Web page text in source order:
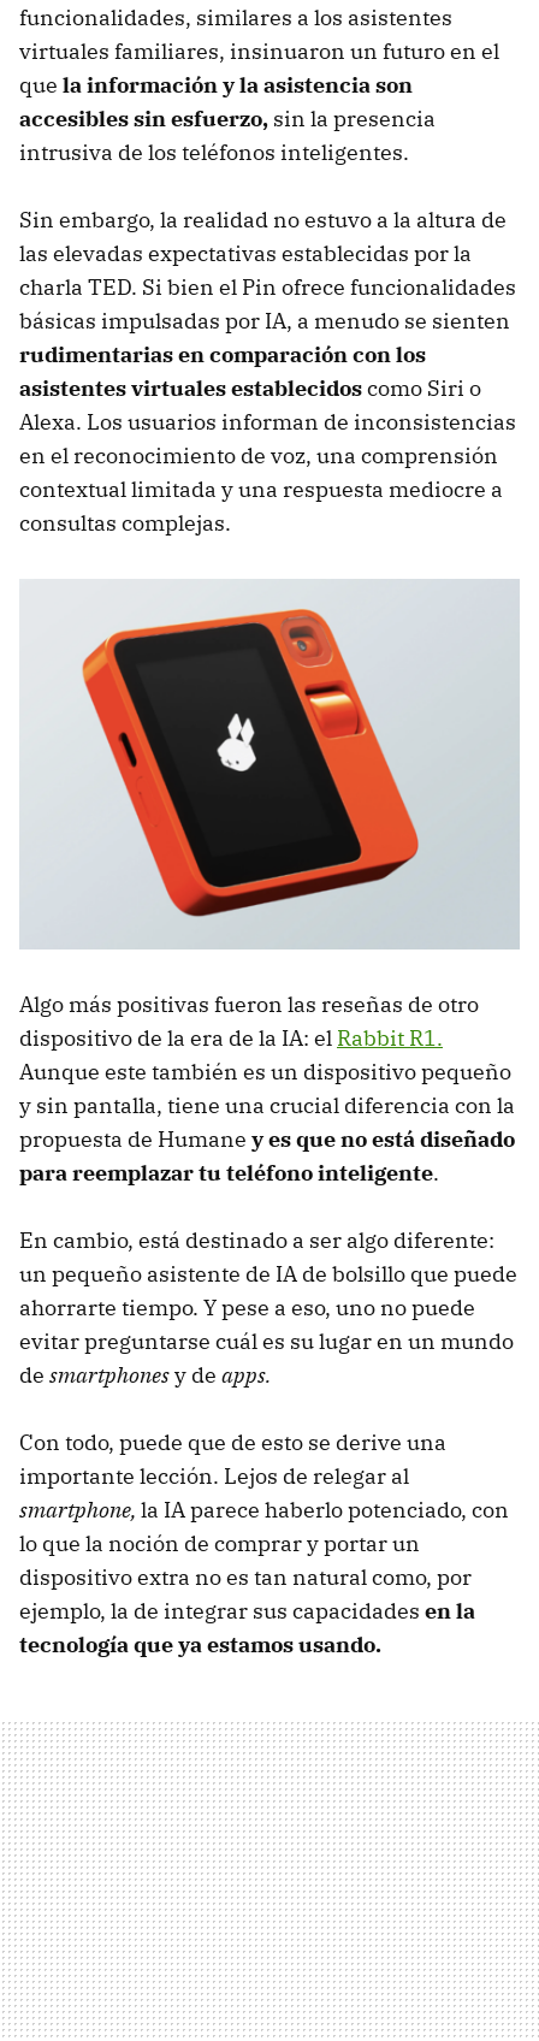
funcionalidades, similares a los asistentes
virtuales familiares, insinuaron un futuro en el
que la información y la asistencia son
accesibles sin esfuerzo, sin la presencia
intrusiva de los teléfonos inteligentes.
Sin embargo, la realidad no estuvo a la altura de
las elevadas expectativas establecidas por la
charla TED. Si bien el Pin ofrece funcionalidades
básicas impulsadas por IA, a menudo se sienten
rudimentarias en comparación con los
asistentes virtuales establecidoscomo Siri o
Alexa. Los usuarios informan de inconsistencias
en el reconocimiento de voz, una comprensión
contextual limitada y una respuesta mediocre a
consultas complejas.
Algo más positivas fueron las reseñas de otro
dispositivo de la era de la IA: el Rabbit R1.
Aunque este también es un dispositivo pequeño
y sin pantalla, tiene una crucial diferencia con la
propuesta de Humane y es que no está diseñado
para reemplazar tu teléfono inteligente.
En cambio, está destinado a ser algo diferente:
un pequeño asistente de IA de bolsillo que puede
ahorrarte tiempo. Y pese a eso, uno no puede
evitar preguntarse cuál es su lugar en un mundo
de smartphonesy de apps.
Con todo, puede que de esto se derive una
importante lección. Lejos de relegar al
smartphone, la IA parece haberlo potenciado, con
lo que la noción de comprar y portar un
dispositivo extra no es tan natural como, por
ejemplo, la de integrar sus capacidades en la
tecnología que ya estamos usando.